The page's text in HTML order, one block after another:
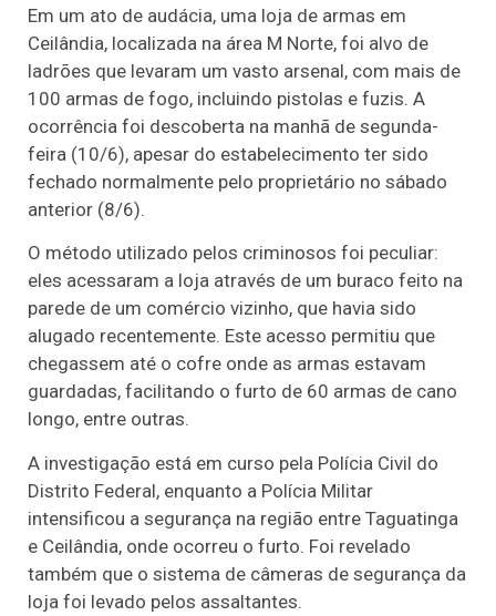
Em um ato de audácia, uma loja de armas em
Ceilândia, localizada na área M Norte, foi alvo de
ladrões que levaram um vasto arsenal, com mais de
100 armas de fogo, incluindo pistolas e fuzis. A
ocorrência foi descoberta na manhã de segunda-
feira (10/6), apesar do estabelecimento ter sido
fechado normalmente pelo proprietário no sábado
anterior (8/6).
O método utilizado pelos criminosos foi peculiar:
eles acessaram a loja através de um buraco feito na
parede de um comércio vizinho, que havia sido
alugado recentemente. Este acesso permitiu que
chegassem até o cofre onde as armas estavam
guardadas, facilitando o furto de 60 armas de cano
longo, entre outras.
A investigação está em curso pela Polícia Civil do
Distrito Federal, enquanto a Polícia Militar
intensificou a segurança na região entre Taguatinga
e Ceilândia, onde ocorreu o furto. Foi revelado
também que o sistema de câmeras de segurança da
loja foi levado pelos assaltantes.